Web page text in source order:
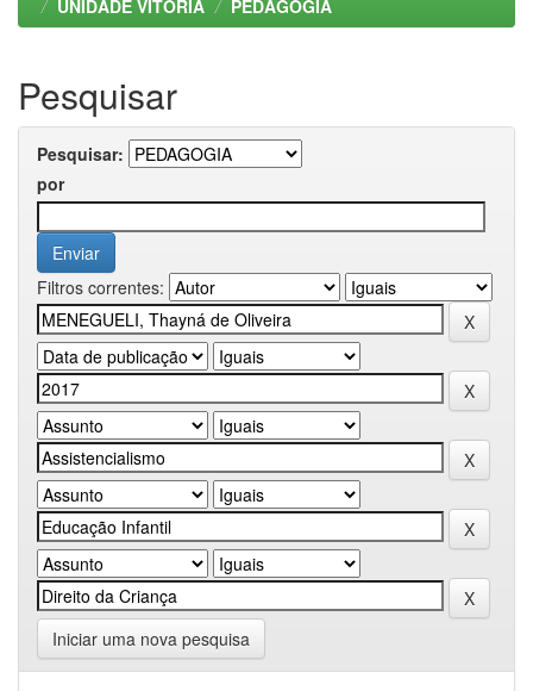
UNIDADE VITORIA
PEDAGOGIA
Pesquisar
Pesquisar:
por
Filtros correntes:
Iniciar uma nova pesquisa